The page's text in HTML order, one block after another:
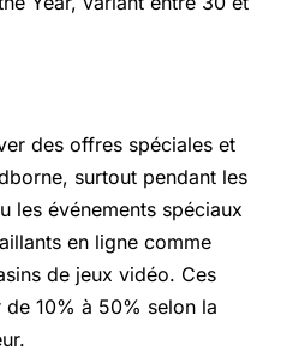
des offres spéciales et
surtout pendant les
les événements spéciaux
en ligne comme
de jeux vidéo. Ces
de 10% à 50% selon la